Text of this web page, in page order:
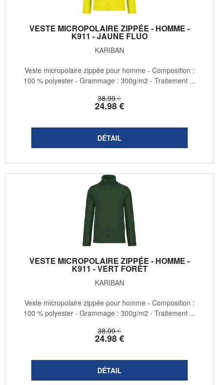
VESTE MICROPOLAIRE ZIPPÉE - HOMME -
K911 - JAUNE FLUO
KARIBAN
38.99 €
24.98€
Veste micropolaire zippée pour homme - Composition :
100 % polyester - Grammage : 300g/m2 - Traitement ...
VESTE MICROPOLAIRE ZIPPÉE - HOMME -
K911 - VERT FORÊT
KARIBAN
38.99 €
24.98€
Veste micropolaire zippée pour homme - Composition :
100 % polyester - Grammage : 300g/m2 - Traitement ...